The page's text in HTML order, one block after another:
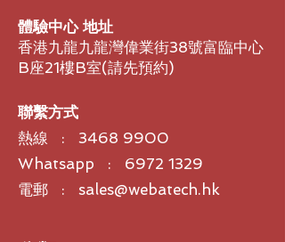
板手勢。按住並上下左右移動滑鼠，可
啟動不同的動作，例如 Windows 工作
檢視，或是 Mac 上的任務控制。也可
轉。
特定應用程式設定
充分發揮您喜愛之應用程式的能力，例
如 Zoom® 或 Microsoft Teams®。
Master 3、MX Anywhere 3 或
體驗中心 地址
香港九龍九龍灣偉業街38號富臨中心
B座21樓B室​(請先預約)
聯繫方式
熱線 : 3468 9900
Whatsapp : 6972 1329
電郵 : sales@webatech.hk